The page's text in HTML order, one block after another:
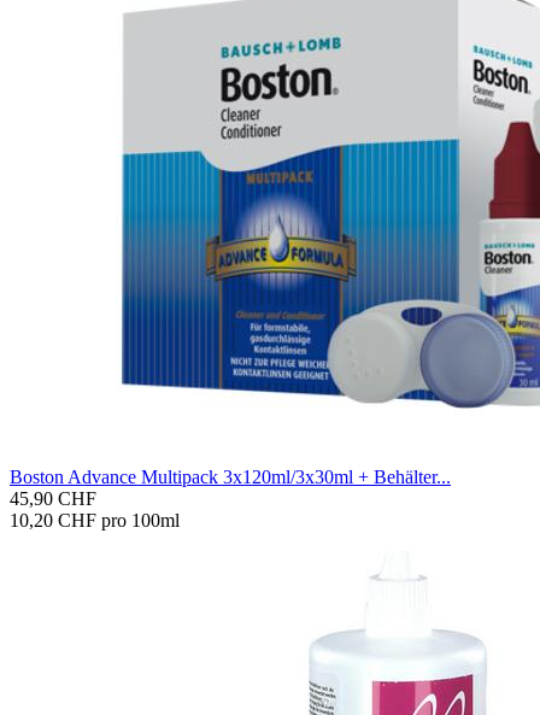
Bos­ton Ad­van­ce Mul­ti­pack 3x120ml/3x30ml + Be­häl­ter...
45,90 CHF
10,20 CHF pro 100ml